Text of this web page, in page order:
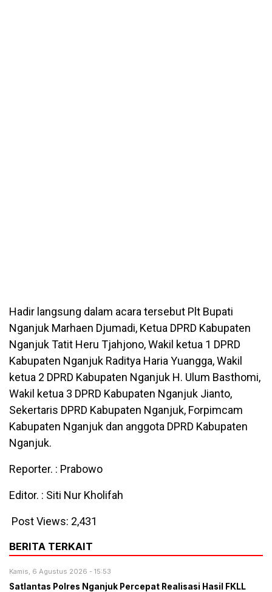
Hadir langsung dalam acara tersebut Plt Bupati
Nganjuk Marhaen Djumadi, Ketua DPRD Kabupaten
Nganjuk Tatit Heru Tjahjono, Wakil ketua 1 DPRD
Kabupaten Nganjuk Raditya Haria Yuangga, Wakil
ketua 2 DPRD Kabupaten Nganjuk H. Ulum Basthomi,
Wakil ketua 3 DPRD Kabupaten Nganjuk Jianto,
Sekertaris DPRD Kabupaten Nganjuk, Forpimcam
Kabupaten Nganjuk dan anggota DPRD Kabupaten
Nganjuk.
Reporter. : Prabowo
Editor. : Siti Nur Kholifah
Post Views: 2,431
BERITA TERKAIT
Kamis, 6 Agustus 2026 - 15:53
Satlantas Polres Nganjuk Percepat Realisasi Hasil FKLL